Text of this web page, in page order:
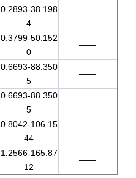
0.2893-38.198
4
——
0.3799-50.152
0
——
0.6693-88.350
5
——
0.6693-88.350
5
——
0.8042-106.15
44
——
1.2566-165.87
12
——